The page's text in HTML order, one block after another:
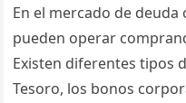
En el mercado de
pueden operar
Existen diferentes tipos
Tesoro, los bonos